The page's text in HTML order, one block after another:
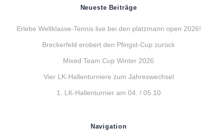
Neueste Beiträge
Erlebe Weltklasse-Tennis live bei den platzmann open 2026!
Breckerfeld erobert den Pfingst-Cup zurück
Mixed Team Cup Winter 2026
Vier LK-Hallenturniere zum Jahreswechsel
1. LK-Hallenturnier am 04. / 05.10
Navigation